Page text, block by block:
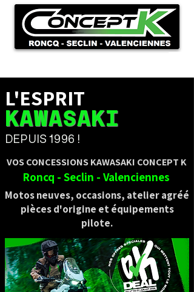
KAWASAKI
L'ESPRIT
DEPUIS 1996 !
VOS CONCESSIONS KAWASAKI CONCEPT K
Roncq - Seclin - Valenciennes
Motos neuves, occasions, atelier agréé
pièces d'origine et équipements
pilote.